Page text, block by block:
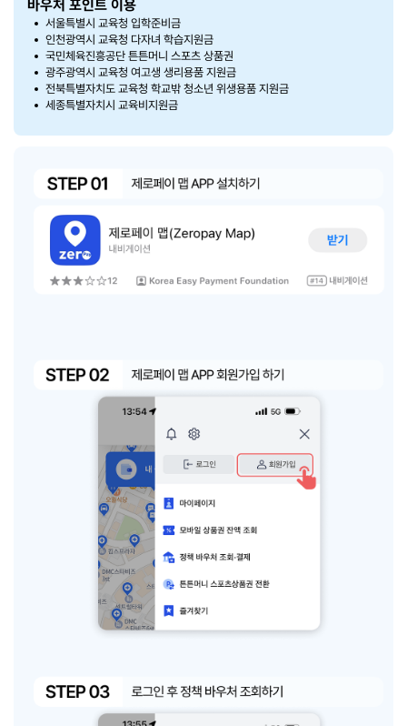
바우처 포인트 이용
서울특별시 교육청 입학준비금
인천광역시 교육청 다자녀 학습지원금
국민체육진흥공단 튼튼머니 스포츠 상품권
광주광역시 교육청 여고생 생리용품 지원금
전북특별자치도 교육청 학교밖 청소년 위생용품 지원금
세종특별자치시 교육비지원금